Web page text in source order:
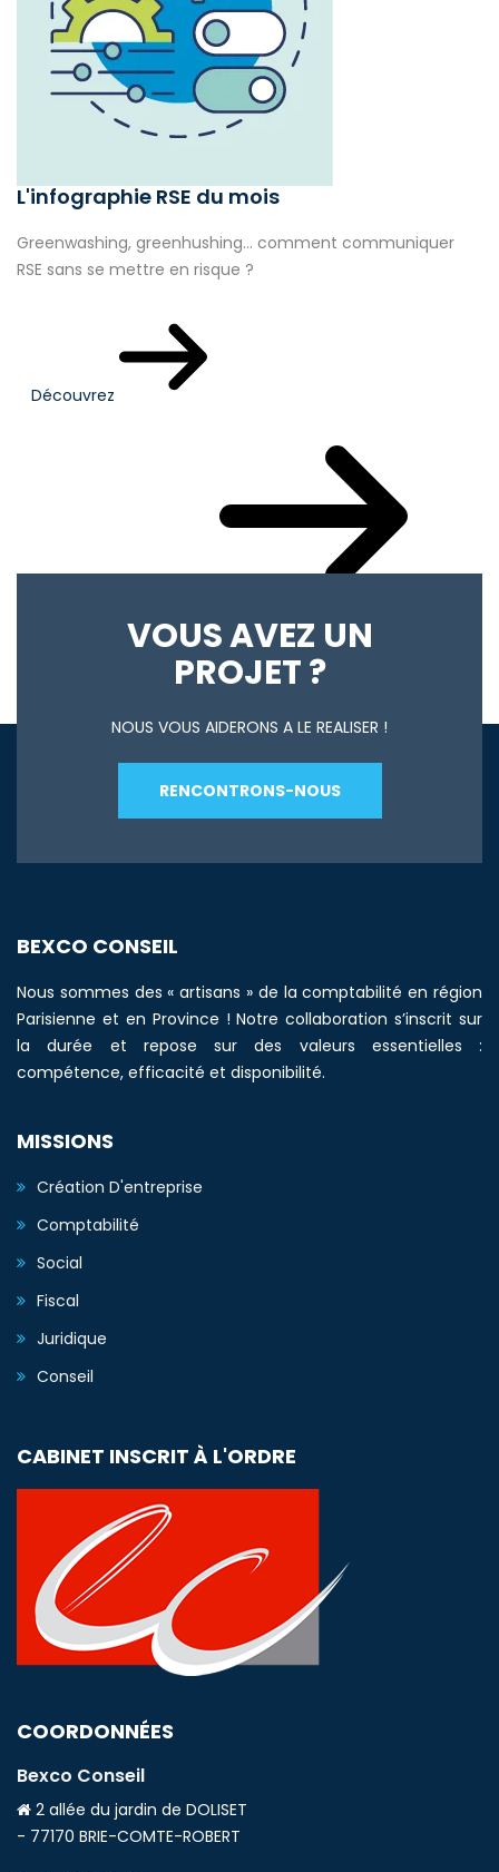
L'infographie RSE du mois
Greenwashing, greenhushing… comment communiquer
RSE sans se mettre en risque ?
Découvrez
VOUS AVEZ UN
PROJET ?
NOUS VOUS AIDERONS A LE REALISER !
RENCONTRONS-NOUS
BEXCO CONSEIL
Nous sommes des « artisans » de la comptabilité en région
Parisienne et en Province ! Notre collaboration s’inscrit sur
la durée et repose sur des valeurs essentielles :
compétence, efficacité et disponibilité.
MISSIONS
Création D'entreprise
Comptabilité
Social
Fiscal
Juridique
Conseil
CABINET INSCRIT À L'ORDRE
COORDONNÉES
Bexco Conseil
2 allée du jardin de DOLISET
- 77170 BRIE-COMTE-ROBERT